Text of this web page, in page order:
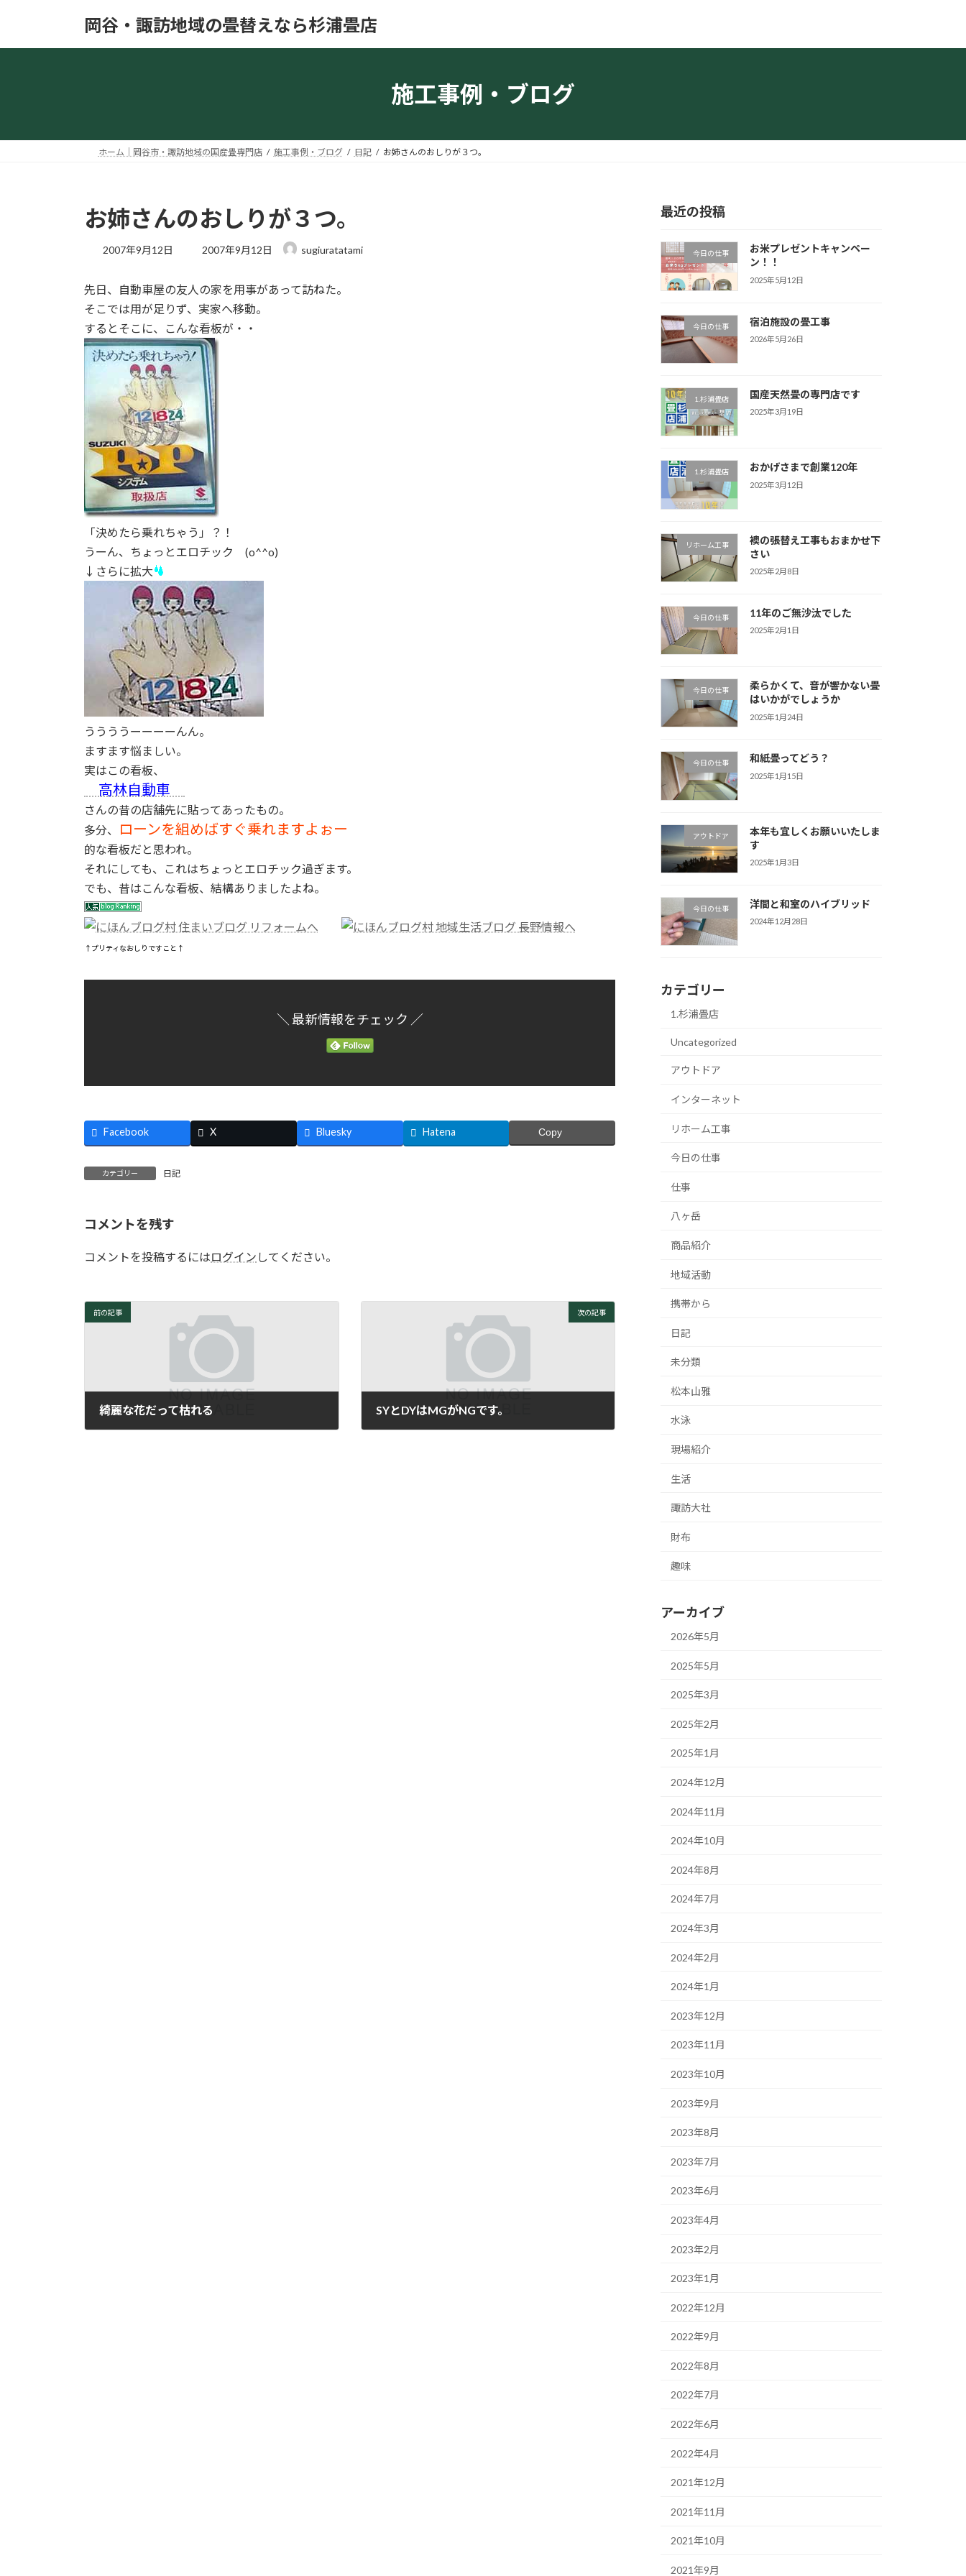
岡谷・諏訪地域の畳替えなら杉浦畳店
施工事例・ブログ
ホーム｜岡谷市・諏訪地域の国産畳専門店 施工事例・ブログ 日記 お姉さんのおしりが３つ。
お姉さんのおしりが３つ。
2007年9月12日
最
新
日
時
:
2007年9月12日 sugiuratatami
先日、自動車屋の友人の家を用事があって訪ねた。
そこでは用が足りず、実家へ移動。
するとそこに、こんな看板が・・
「決めたら乗れちゃう」？！
うーん、ちょっとエロチック (o^^o)
↓さらに拡大
ううううーーーーんん。
ますます悩ましい。
実はこの看板、
高林自動車
さんの昔の店舗先に貼ってあったもの。
多分、
ローンを組めばすぐ乗れますよぉー
的な看板だと思われ。
それにしても、これはちょっとエロチック過ぎます。
でも、昔はこんな看板、結構ありましたよね。
↑プリティなおしりですこと↑
＼ 最新情報をチェック ／
Facebook X Bluesky Hatena Copy
カテゴリー 日記
コメントを残す
コメントを投稿するにはログイン してください。
前の記事
綺麗な花だって枯れる
次の記事
SYとDYはMGがNGです。
最近の投稿
今日の仕事
お米プレゼントキャンペー
ン！！
2025年5月12日
今日の仕事 宿泊施設の畳工事
2026年5月26日
1.杉浦畳店 国産天然畳の専門店です
2025年3月19日
1.杉浦畳店 おかげさまで創業120年
2025年3月12日
リホーム工事
襖の張替え工事もおまかせ下
さい
2025年2月8日
今日の仕事 11年のご無沙汰でした
2025年2月1日
今日の仕事
柔らかくて、音が響かない畳
はいかがでしょうか
2025年1月24日
今日の仕事 和紙畳ってどう？
2025年1月15日
アウトドア
本年も宜しくお願いいたしま
す
2025年1月3日
今日の仕事 洋間と和室のハイブリッド
2024年12月28日
カテゴリー
1.杉浦畳店
Uncategorized
アウトドア
インターネット
リホーム工事
今日の仕事
仕事
八ヶ岳
商品紹介
地域活動
携帯から
日記
未分類
松本山雅
水泳
現場紹介
生活
諏訪大社
財布
趣味
アーカイブ
2026年5月
2025年5月
2025年3月
2025年2月
2025年1月
2024年12月
2024年11月
2024年10月
2024年8月
2024年7月
2024年3月
2024年2月
2024年1月
2023年12月
2023年11月
2023年10月
2023年9月
2023年8月
2023年7月
2023年6月
2023年4月
2023年2月
2023年1月
2022年12月
2022年9月
2022年8月
2022年7月
2022年6月
2022年4月
2021年12月
2021年11月
2021年10月
2021年9月